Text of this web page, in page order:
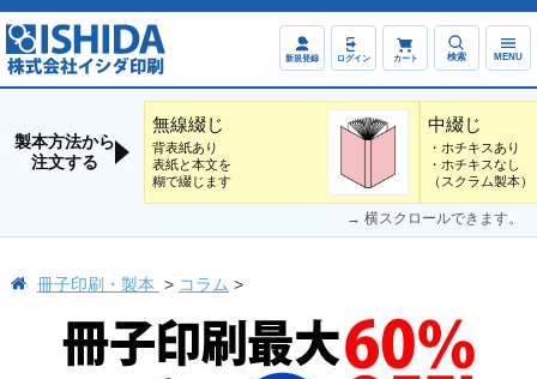
新規登録 ログイン カート 検索 MENU
製本方法から
注文する
無線綴じ
背表紙あり
表紙と本文を
糊で綴じます
中綴じ
・ホチキスあり
・ホチキスなし
（スクラム製本）
→ 横スクロールできます。
冊子印刷・製本 コラム